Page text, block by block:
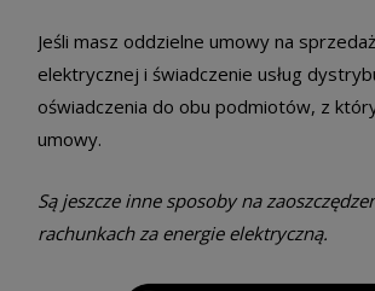
Jeśli masz oddzielne umowy na
elektrycznej i świadczenie usług
oświadczenia do obu podmiotów, z
umowy.
Są jeszcze inne sposoby na
rachunkach za energie elektryczną.